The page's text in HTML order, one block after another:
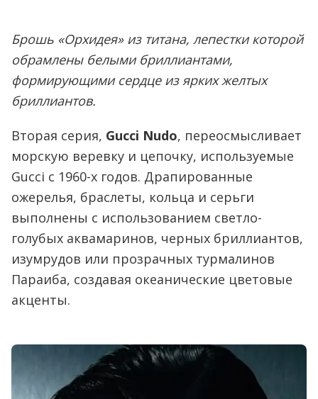
Брошь «Орхидея» из титана, лепестки которой
обрамлены белыми бриллиантами,
формирующими сердце из ярких желтых
бриллиантов.
Вторая серия, Gucci Nudo, переосмысливает
морскую веревку и цепочку, используемые
Gucci с 1960-х годов. Драпированные
ожерелья, браслеты, кольца и серьги
выполнены с использованием светло-
голубых аквамаринов, черных бриллиантов,
изумрудов или прозрачных турмалинов
Параиба, создавая океанические цветовые
акценты.